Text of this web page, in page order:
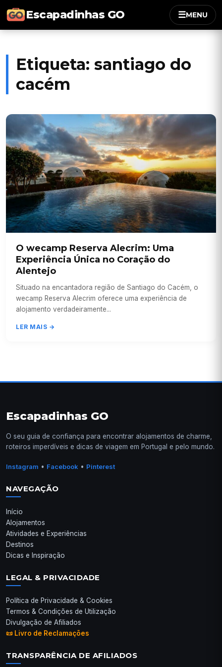
Escapadinhas GO ☰MENU
Etiqueta: santiago do
cacém
O wecamp Reserva Alecrim: Uma
Experiência Única no Coração do
Alentejo
Situado na encantadora região de Santiago do Cacém, o
wecamp Reserva Alecrim oferece uma experiência de
alojamento verdadeiramente...
LER MAIS →
Escapadinhas GO
O seu guia de confiança para encontrar alojamentos de charme,
roteiros imperdíveis e dicas de viagem em Portugal e pelo mundo.
Instagram • Facebook • Pinterest
NAVEGAÇÃO
Início
Alojamentos
Atividades e Experiências
Destinos
Dicas e Inspiração
LEGAL & PRIVACIDADE
Política de Privacidade & Cookies
Termos & Condições de Utilização
Divulgação de Afiliados
📜 Livro de Reclamações
TRANSPARÊNCIA DE AFILIADOS